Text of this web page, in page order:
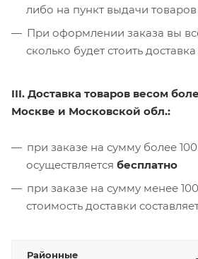
либо на пункт выдачи
При оформлении заказа вы
сколько будет стоить
III. Доставка товаров весом
Москве и Московской обл.:
при заказе на сумму более
осуществляется бесплатно
при заказе на сумму менее
стоимость доставки
Районные